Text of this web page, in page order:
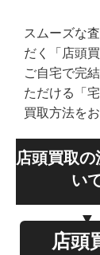
スムーズな
だく「店頭買
ご自宅で完
ただける「
買取方法を
店頭買取の
い
店頭